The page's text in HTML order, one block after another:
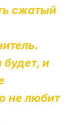
сжатый
и
не любит